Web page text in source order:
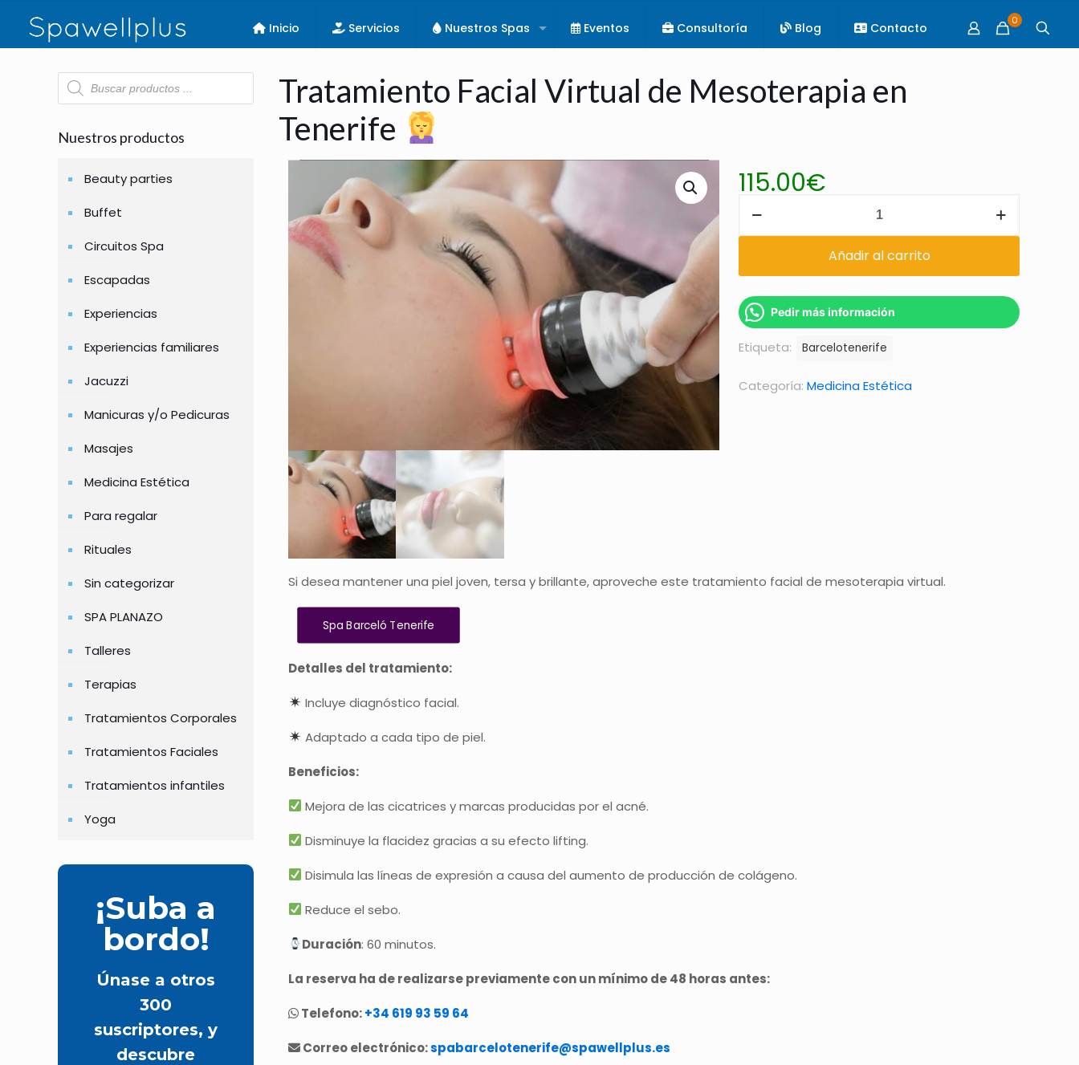
Inicio Servicios Nuestros Spas Eventos Consultoría Blog Contacto 0
Tratamiento Facial Virtual de Mesoterapia en
Tenerife
115.00€
de
Mesoterapia
en
Tenerife
cantidad
Añadir al carrito
Pedir más información
Etiqueta: Barcelotenerife
Categoría:Medicina Estética
Si desea mantener una piel joven, tersa y brillante, aproveche este tratamiento facial de mesoterapia virtual.
Spa Barceló Tenerife
Detalles del tratamiento:
Incluye diagnóstico facial.
Adaptado a cada tipo de piel.
Beneficios:
Mejora de las cicatrices y marcas producidas por el acné.
Disminuye la flacidez gracias a su efecto lifting.
Disimula las líneas de expresión a causa del aumento de producción de colágeno.
Reduce el sebo.
Duración: 60 minutos.
La reserva ha de realizarse previamente con un mínimo de 48 horas antes:
Telefono:+34 619 93 59 64
Correo electrónico:spabarcelotenerife@spawellplus.es
Búsqueda
de
productos
Nuestros productos
Beauty parties
Buffet
Circuitos Spa
Escapadas
Experiencias
Experiencias familiares
Jacuzzi
Manicuras y/o Pedicuras
Masajes
Medicina Estética
Para regalar
Rituales
Sin categorizar
SPA PLANAZO
Talleres
Terapias
Tratamientos Corporales
Tratamientos Faciales
Tratamientos infantiles
Yoga
¡Suba a
bordo!
Únase a otros
300
suscriptores, y
descubre